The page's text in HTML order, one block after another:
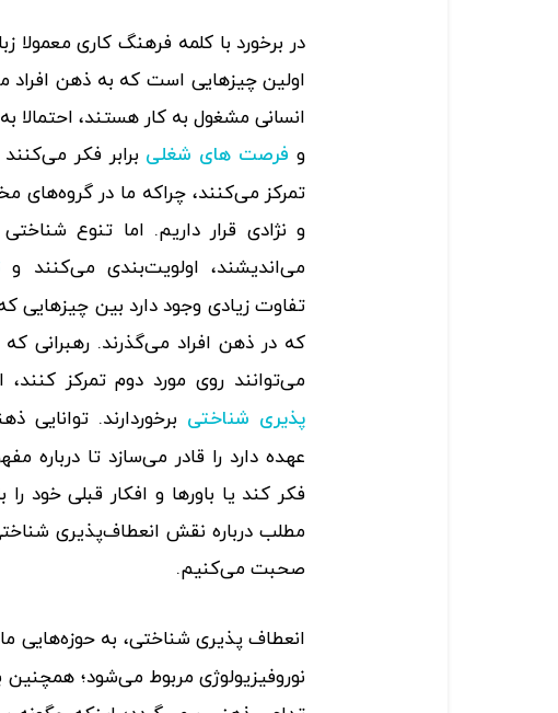
در برخورد با کلمه فرهنگ کاری
اولین چیزهایی است که به ذهن افراد
انسانی مشغول به کار هستند، احتمالا
و فرصت‌ های شغلی برابر فکر
تمرکز می‌‌کنند، چراکه ما در گروه‌های
و نژادی قرار داریم. اما تنوع
می‌اندیشند، اولویت‌بندی می‌کنند و
تفاوت زیادی وجود دارد بین چیزهایی
که در ذهن افراد می‌گذرند. رهبرانی
می‌توانند روی مورد دوم تمرکز
پذیری شناختی برخوردارند. توانایی
عهده دارد را قادر می‌سازد تا درباره
فکر کند یا باورها و افکار قبلی خود
مطلب درباره نقش انعطاف‌پذیری
صحبت می‌کنیم.
انعطاف پذیری شناختی، به حوزه‌هایی
نوروفیزیولوژی مربوط می‌شود؛